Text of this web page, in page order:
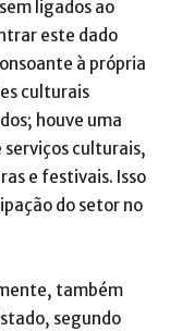
ligados ao
este dado
à própria
culturais
houve uma
culturais,
e festivais. Isso
do setor no
também
segundo